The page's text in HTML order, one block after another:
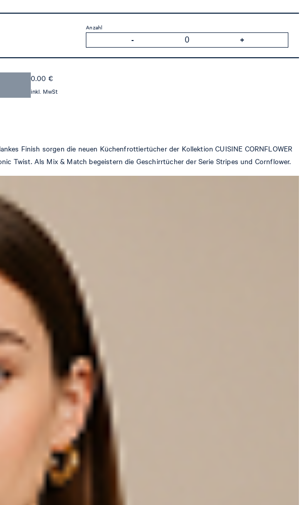
Anzahl
0.00 €
inkl. MwSt
Finish sorgen die neuen Küchenfrottiertücher der Kollektion CUISINE CORNFLOWER
Twist. Als Mix & Match begeistern die Geschirrtücher der Serie Stripes und Cornflower.